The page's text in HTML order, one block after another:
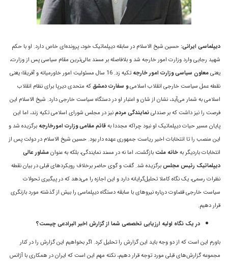
دیپلماسی ایرانی: حسین شیخ الاسلام در سابقه دیپلماتیک خود، پرونده‌ای خاص دارد. او با حکم
شهید رجایی وارد وزارت امور خارجه شد و بلافاصله بر مسند عالی‌ترین مقام سیاسی پس از وزارت،
یعنیمعاون سیاسی وزارت امور خارجه
تکیه زد. 16 سال مسئولیت امور خاورمیانه و آفریقا؛ یعنی
نقطه عمل سیاست خارجی انقلاب اسلامیو سفارت دمشقکه متحدی دیرپا برای نظام انقلاب
اسلامی به شمار می‌آید، نشان از شان و اعتبار او در دستگاه سیاست خارجی دارد. شیخ الاسلام این
فرصت را نیز داشت که بر صندلینمایندگی مردمنیز در مجلس شورای اسلامی تکیه زند، اما این
پایان مسیر حیات دیپلماتیک او نبود چراکه مجددا بهقائم مقامی وزارت امورخارجه برگزیده شد و
این منصب را تا انتخابات اخیر ریاست جمهوری عهده دار بود. حسین شیخ الاسلام در دولت پس از
انتخابات باردیگر بهخانه ملت بازگشت، اما نه در مسند نمایندگی، بلکه به عنوانمشاور عالی
دیپلماتیک رئیس مجلسبرگزیده شد. گفت و گوی حاضر برخلاف رویکردهای قبلی در بیان نقطه
نظرات رسمی، یک نگاه کاملا تحلیل‌گرایانه دارد و این اجازه را می‌دهد که در پیگیری تحولات
سیاست خارجی قضاوت درباره نیروهای با سابقه دستگاه دیپلماسی را بیش از گذشته مورد بازنگری
قرار دهیم.
در یک نگاه اولیه ارزیابی تخصصی شما از گزارش اخیر البرادعی چیست؟
باورم این است که از دو وجه باید این گزارش را تحلیل کرد. اگر بخواهیم این گزارش را در کنار
مجموعه گزارش‌های قبلی مورد توجه قرار دهیم، نکته مهم این است که ایران در همکاری با آژانس